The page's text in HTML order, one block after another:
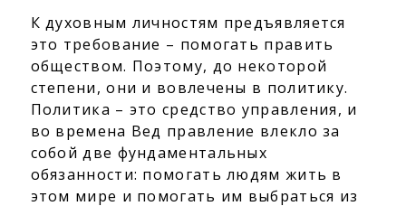
К духовным личностям предъявляется
это требование – помогать править
обществом. Поэтому, до некоторой
степени, они и вовлечены в политику.
Политика – это средство управления, и
во времена Вед правление влекло за
собой две фундаментальных
обязанности: помогать людям жить в
этом мире и помогать им выбраться из